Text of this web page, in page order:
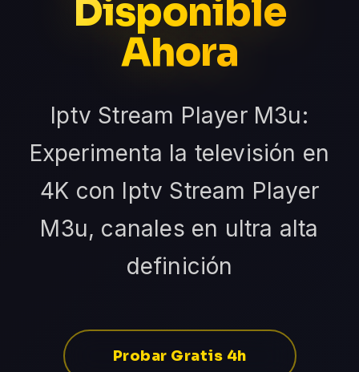
Disponible
Ahora
Iptv Stream Player M3u:
Experimenta la televisión en
4K con Iptv Stream Player
M3u, canales en ultra alta
definición
Probar Gratis 4h